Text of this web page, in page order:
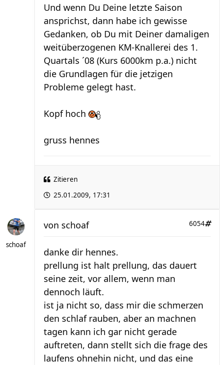
Und wenn Du Deine letzte Saison
ansprichst, dann habe ich gewisse
Gedanken, ob Du mit Deiner damaligen
weitüberzogenen KM-Knallerei des 1.
Quartals ´08 (Kurs 6000km p.a.) nicht
die Grundlagen für die jetzigen
Probleme gelegt hast.
Kopf hoch
gruss hennes
Zitieren
25.01.2009, 17:31
schoaf
6054
von schoaf
danke dir hennes.
prellung ist halt prellung, das dauert
seine zeit, vor allem, wenn man
dennoch läuft.
ist ja nicht so, dass mir die schmerzen
den schlaf rauben, aber an machnen
tagen kann ich gar nicht gerade
auftreten, dann stellt sich die frage des
laufens ohnehin nicht, und das eine